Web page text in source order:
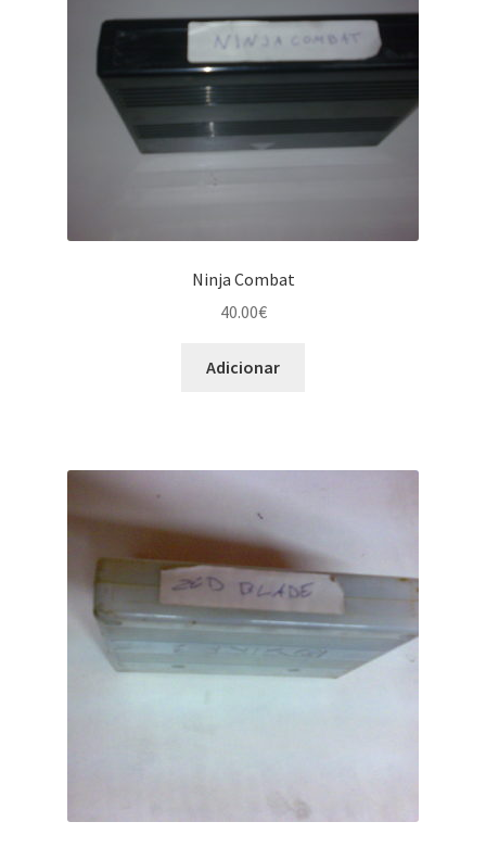
Ninja Combat
40.00€
Adicionar